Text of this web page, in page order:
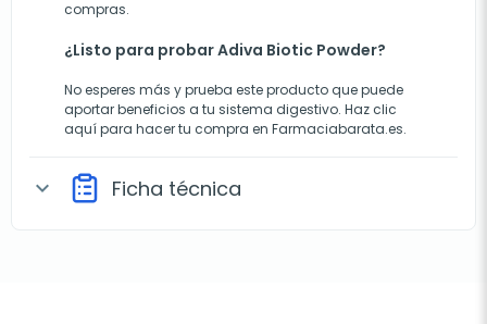
compras.
¿Listo para probar Adiva Biotic Powder?
No esperes más y prueba este producto que puede
aportar beneficios a tu sistema digestivo. Haz clic
aquí para hacer tu compra en Farmaciabarata.es.
expand_more Ficha técnica